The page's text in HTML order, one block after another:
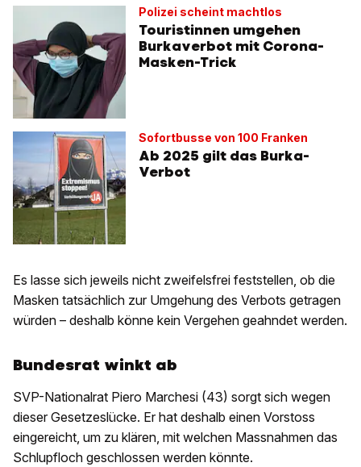
Polizei scheint machtlos
Touristinnen umgehen
Burkaverbot mit Corona-
Masken-Trick
Sofortbusse von 100 Franken
Ab 2025 gilt das Burka-
Verbot
Es lasse sich jeweils nicht zweifelsfrei feststellen, ob die
Masken tatsächlich zur Umgehung des Verbots getragen
würden – deshalb könne kein Vergehen geahndet werden.
Bundesrat winkt ab
SVP-Nationalrat Piero Marchesi (43) sorgt sich wegen
dieser Gesetzeslücke. Er hat deshalb einen Vorstoss
eingereicht, um zu klären, mit welchen Massnahmen das
Schlupfloch geschlossen werden könnte.